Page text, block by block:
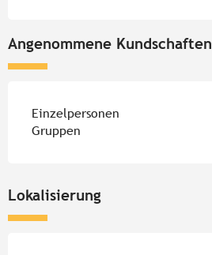
Angenommene Kundschaften
Einzelpersonen
Gruppen
Lokalisierung